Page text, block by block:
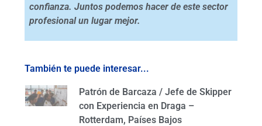
confianza. Juntos podemos hacer de este sector
profesional un lugar mejor.
También te puede interesar...
Patrón de Barcaza / Jefe de Skipper
con Experiencia en Draga –
Rotterdam, Países Bajos